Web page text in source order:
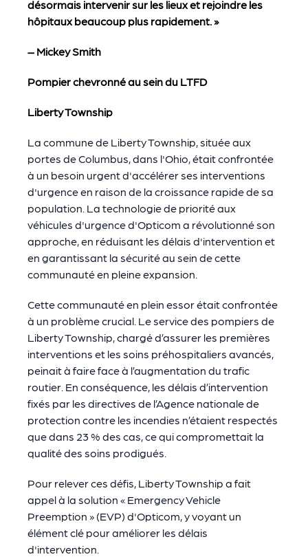
désormais intervenir sur les lieux et rejoindre les
hôpitaux beaucoup plus rapidement. »
– Mickey Smith
Pompier chevronné au sein du LTFD
Liberty Township
La commune de Liberty Township, située aux
portes de Columbus, dans l'Ohio, était confrontée
à un besoin urgent d'accélérer ses interventions
d'urgence en raison de la croissance rapide de sa
population. La technologie de priorité aux
véhicules d'urgence d'Opticom a révolutionné son
approche, en réduisant les délais d'intervention et
en garantissant la sécurité au sein de cette
communauté en pleine expansion.
Cette communauté en plein essor était confrontée
à un problème crucial. Le service des pompiers de
Liberty Township, chargé d’assurer les premières
interventions et les soins préhospitaliers avancés,
peinait à faire face à l’augmentation du trafic
routier. En conséquence, les délais d’intervention
fixés par les directives de l’Agence nationale de
protection contre les incendies n’étaient respectés
que dans 23 % des cas, ce qui compromettait la
qualité des soins prodigués.
Pour relever ces défis, Liberty Township a fait
appel à la solution « Emergency Vehicle
Preemption » (EVP) d'Opticom, y voyant un
élément clé pour améliorer les délais
d'intervention.